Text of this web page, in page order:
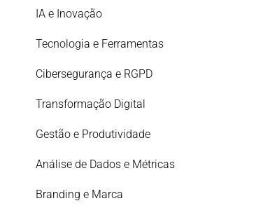
IA e Inovação
Tecnologia e Ferramentas
Cibersegurança e RGPD
Transformação Digital
Gestão e Produtividade
Análise de Dados e Métricas
Branding e Marca